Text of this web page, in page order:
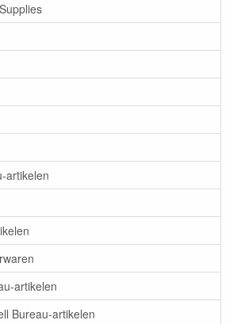
artikelen
artikelen
Bureau-artikelen